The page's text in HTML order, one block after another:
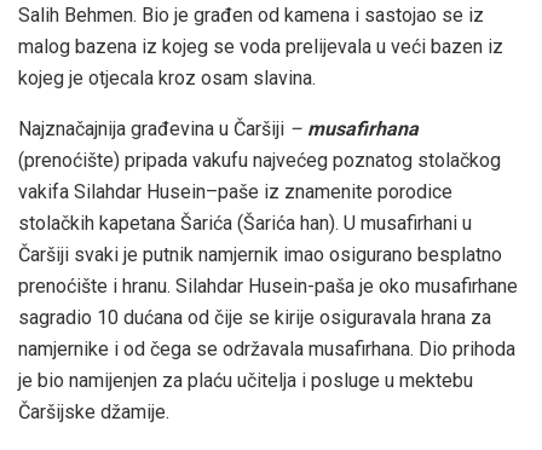
Salih Behmen. Bio je građen od kamena i sastojao se iz
malog bazena iz kojeg se voda prelijevala u veći bazen iz
kojeg je otjecala kroz osam slavina.
Najznačajnija građevina u Čaršiji – musafirhana
(prenoćište) pripada vakufu najvećeg poznatog stolačkog
vakifa Silahdar Husein–paše iz znamenite porodice
stolačkih kapetana Šarića (Šarića han). U musafirhani u
Čaršiji svaki je putnik namjernik imao osigurano besplatno
prenoćište i hranu. Silahdar Husein-paša je oko musafirhane
sagradio 10 dućana od čije se kirije osiguravala hrana za
namjernike i od čega se održavala musafirhana. Dio prihoda
je bio namijenjen za plaću učitelja i posluge u mektebu
Čaršijske džamije.